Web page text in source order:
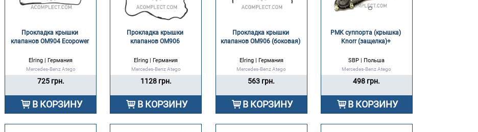
Прокладка крышки
клапанов OM904 Ecopower
Elring | Германия
Mercedes-Benz Atego
725 грн.
В КОРЗИНУ
Прокладка крышки
клапанов OM906
Elring | Германия
Mercedes-Benz Atego
1128 грн.
В КОРЗИНУ
Прокладка крышки
клапанов OM906 (боковая)
Elring | Германия
Mercedes-Benz Atego
563 грн.
В КОРЗИНУ
РМК суппорта (крышка)
Knorr (защелка)+
SBP | Польша
Mercedes-Benz Atego
498 грн.
В КОРЗИНУ